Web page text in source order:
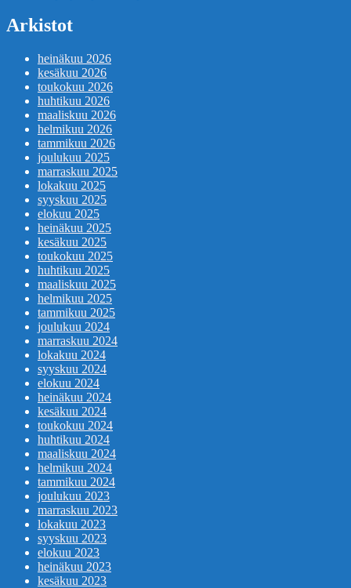
Arkistot
heinäkuu 2026
kesäkuu 2026
toukokuu 2026
huhtikuu 2026
maaliskuu 2026
helmikuu 2026
tammikuu 2026
joulukuu 2025
marraskuu 2025
lokakuu 2025
syyskuu 2025
elokuu 2025
heinäkuu 2025
kesäkuu 2025
toukokuu 2025
huhtikuu 2025
maaliskuu 2025
helmikuu 2025
tammikuu 2025
joulukuu 2024
marraskuu 2024
lokakuu 2024
syyskuu 2024
elokuu 2024
heinäkuu 2024
kesäkuu 2024
toukokuu 2024
huhtikuu 2024
maaliskuu 2024
helmikuu 2024
tammikuu 2024
joulukuu 2023
marraskuu 2023
lokakuu 2023
syyskuu 2023
elokuu 2023
heinäkuu 2023
kesäkuu 2023